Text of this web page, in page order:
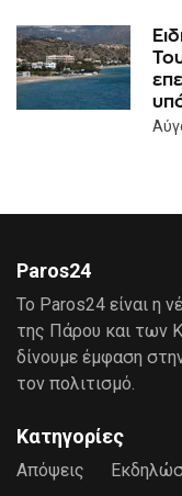
Paros24
Το Paros24 είναι η
της Πάρου και των
δίνουμε έμφαση
τον πολιτισμό.
Κατηγορίες
Απόψεις